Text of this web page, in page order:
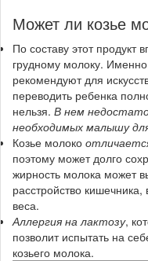
Может ли козье
По составу этот
грудному молоку.
рекомендуют для
переводить ребенка
нельзя. В нем
необходимых малышу
Козье молоко
поэтому может долго
жирность молока может
расстройство
веса.
Аллергия на лактозу,
позволит испытать на
козьего молока.